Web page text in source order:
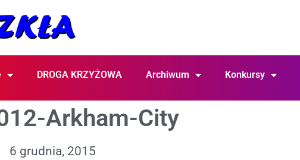
DROGA KRZYŻOWA Archiwum Konkursy
Arkham-City
6 grudnia, 2015